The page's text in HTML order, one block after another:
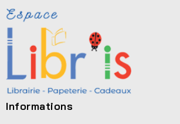
Informations